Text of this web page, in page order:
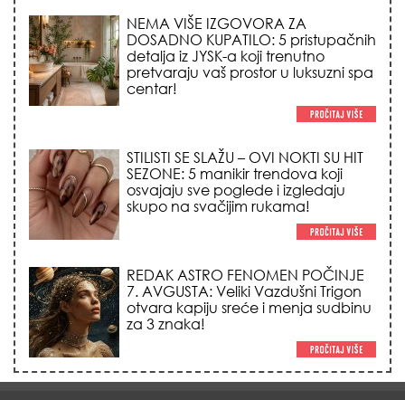
STILISTI SE SLAŽU – OVI NOKTI SU HIT
SEZONE: 5 manikir trendova koji
osvajaju sve poglede i izgledaju
skupo na svačijim rukama!
REDAK ASTRO FENOMEN POČINJE
7. AVGUSTA: Veliki Vazdušni Trigon
otvara kapiju sreće i menja sudbinu
LJUDI U SRBIJI MASOVNO KUPUJU
OVO ČUDO OD 200 DINARA: Trik sa
peškirom i ledom koji rashlađuje stan
na +35 za 10 minuta (BEZ KLIME)!